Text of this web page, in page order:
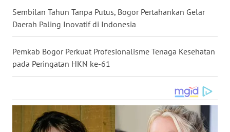
Sembilan Tahun Tanpa Putus, Bogor Pertahankan Gelar
Daerah Paling Inovatif di Indonesia
Pemkab Bogor Perkuat Profesionalisme Tenaga Kesehatan
pada Peringatan HKN ke-61
WN
NUSANTARA
WN
JOGJA
JATIM
WN